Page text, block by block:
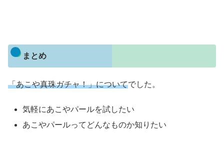
まとめ
「あこや真珠ガチャ！」についてでした。
気軽にあこやパールを試したい
あこやパールってどんなものか知りたい